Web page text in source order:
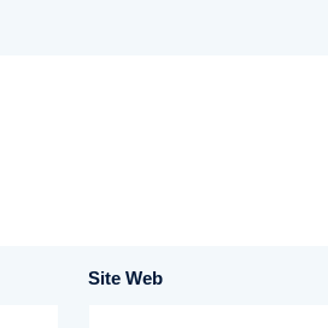
Site Web